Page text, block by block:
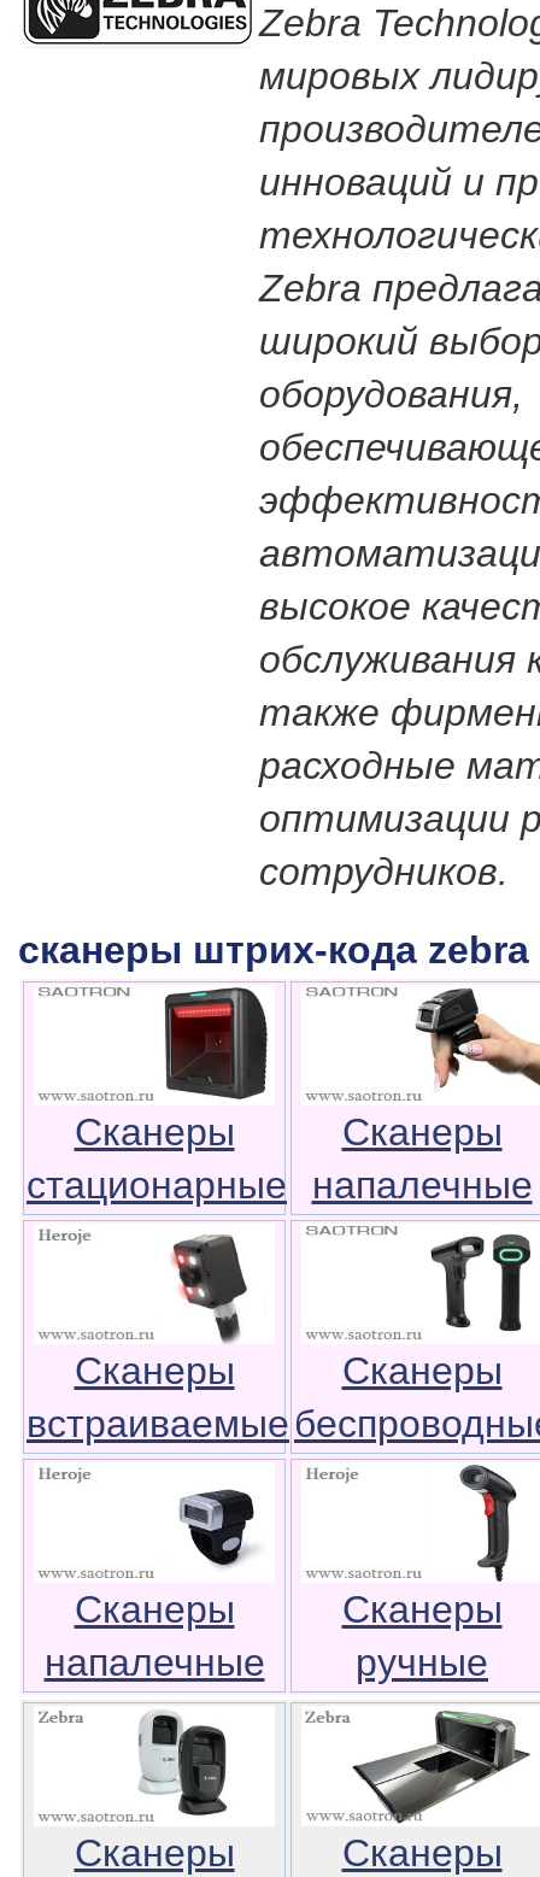
Zebra
мировых
инноваций и
Zebra
широкий
оборудования,
высокое
обслуживания
также
расходные
оптимизации
сотрудников.
сканеры штрих-кода zebra
Сканеры
стационарные
Сканеры
напалечные
Сканеры
встраиваемые
Сканеры
Сканеры
напалечные
Сканеры
ручные
Сканеры Сканеры